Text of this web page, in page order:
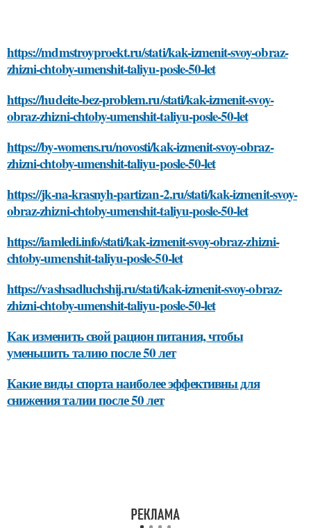
https://mdmstroyproekt.ru/stati/kak-izmenit-svoy-obraz-
zhizni-chtoby-umenshit-taliyu-posle-50-let
https://hudeite-bez-problem.ru/stati/kak-izmenit-svoy-
obraz-zhizni-chtoby-umenshit-taliyu-posle-50-let
https://by-womens.ru/novosti/kak-izmenit-svoy-obraz-
zhizni-chtoby-umenshit-taliyu-posle-50-let
https://jk-na-krasnyh-partizan-2.ru/stati/kak-izmenit-svoy-
obraz-zhizni-chtoby-umenshit-taliyu-posle-50-let
https://iamledi.info/stati/kak-izmenit-svoy-obraz-zhizni-
chtoby-umenshit-taliyu-posle-50-let
https://vashsadluchshij.ru/stati/kak-izmenit-svoy-obraz-
zhizni-chtoby-umenshit-taliyu-posle-50-let
Как изменить свой рацион питания, чтобы
уменьшить талию после 50 лет
Какие виды спорта наиболее эффективны для
снижения талии после 50 лет